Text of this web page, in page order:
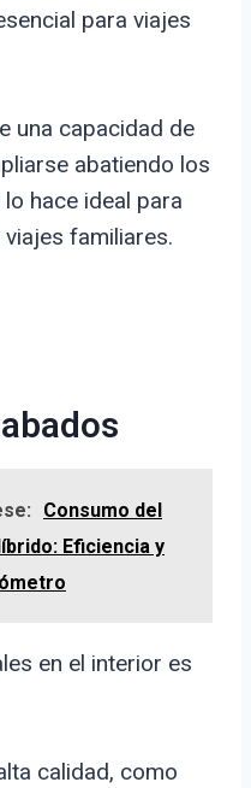
para viajes
una capacidad de
abatiendo los
hace ideal para
familiares.
Consumo del
Eficiencia y
en el interior es
calidad, como